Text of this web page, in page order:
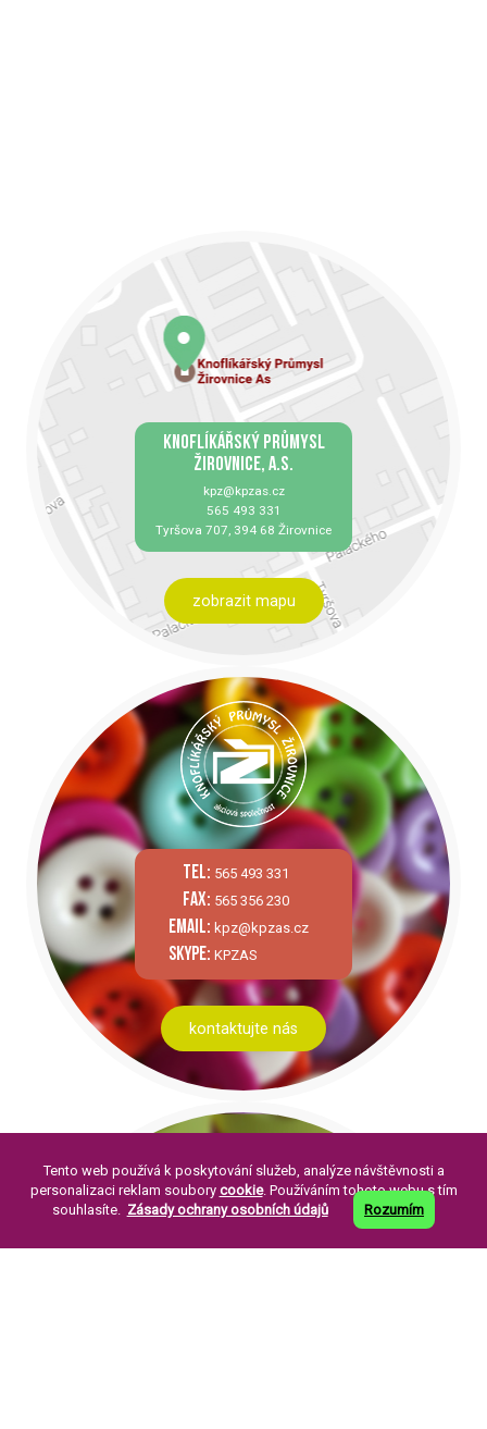
KNOFLÍKÁŘSKÝ PRŮMYSL
ŽIROVNICE, A.S.
kpz@kpzas.cz
565 493 331
Tyršova 707, 394 68 Žirovnice
zobrazit mapu
tel: 565 493 331
fax: 565 356 230
email: kpz@kpzas.cz
skype: KPZAS
kontaktujte nás
Tento web používá k poskytování služeb, analýze návštěvnosti a
personalizaci reklam soubory cookie. Používáním tohoto webu s tím
souhlasíte. Zásady ochrany osobních údajů Rozumím